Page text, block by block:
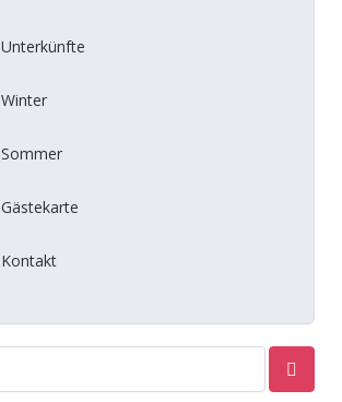
Unterkünfte
Winter
Sommer
Gästekarte
Kontakt